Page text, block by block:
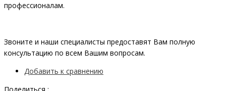
профессионалам.
Звоните и наши специалисты предоставят Вам полную
консультацию по всем Вашим вопросам.
Добавить к сравнению